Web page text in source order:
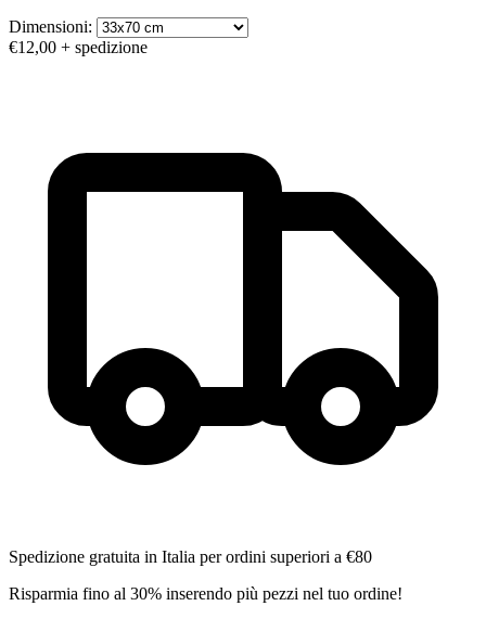
Dimensioni:
€12,00 + spedizione
Spedizione gratuita in Italia per ordini superiori a €80
Risparmia fino al 30% inserendo più pezzi nel tuo ordine!